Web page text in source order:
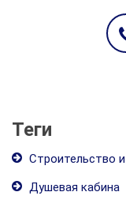
Теги
Строительство
Душевая кабина